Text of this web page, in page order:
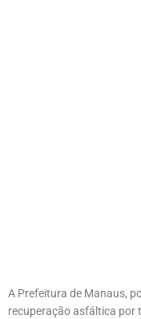
A Prefeitura de Manaus,
recuperação asfáltica por